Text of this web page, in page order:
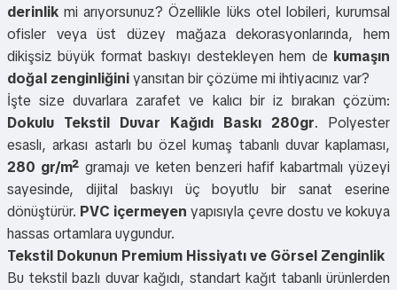
derinlik mi arıyorsunuz? Özellikle lüks otel lobileri, kurumsal
ofisler veya üst düzey mağaza dekorasyonlarında, hem
dikişsiz büyük format baskıyı destekleyen hem de kumaşın
doğal zenginliğiniyansıtan bir çözüme mi ihtiyacınız var?
İşte size duvarlara zarafet ve kalıcı bir iz bırakan çözüm:
Dokulu Tekstil Duvar Kağıdı Baskı 280gr. Polyester
esaslı, arkası astarlı bu özel kumaş tabanlı duvar kaplaması,
280 gr/m² gramajı ve keten benzeri hafif kabartmalı yüzeyi
sayesinde, dijital baskıyı üç boyutlu bir sanat eserine
dönüştürür. PVC içermeyen yapısıyla çevre dostu ve kokuya
hassas ortamlara uygundur.
Tekstil Dokunun Premium Hissiyatı ve Görsel Zenginlik
Bu tekstil bazlı duvar kağıdı, standart kağıt tabanlı ürünlerden